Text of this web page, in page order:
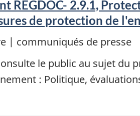
REGDOC- 2.9.1,
de protection de
| communiqués de presse
le public au sujet
: Politique,